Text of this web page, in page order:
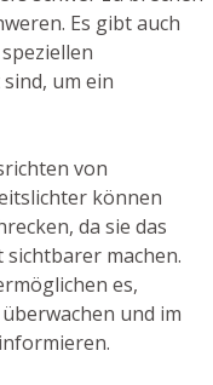
Es gibt auch
um ein
von
können
da sie das
machen.
es,
und im